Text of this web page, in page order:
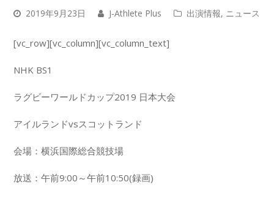
2019年9月23日 J-Athlete Plus 出演情報, ニュース
[vc_row][vc_column][vc_column_text]
NHK BS1
ラグビーワールドカップ2019 日本大会
アイルランドvsスコットランド
会場：横浜国際総合競技場
放送：午前9:00～午前10:50(録画)